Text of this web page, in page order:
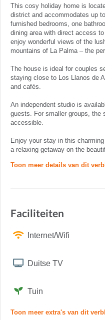
This cosy holiday home is
district and accommodates up
furnished bedrooms, one
dining area with direct access
enjoy wonderful views of the
mountains of La Palma – the
The house is ideal for couples
staying close to Los Llanos de
and cafés.
An independent studio is
guests. For smaller groups, the
accessible.
Enjoy your stay in this
a relaxing getaway on the
Toon meer details van dit
Faciliteiten
Internet/Wifi
Duitse TV
Tuin
Toon meer extra's van dit